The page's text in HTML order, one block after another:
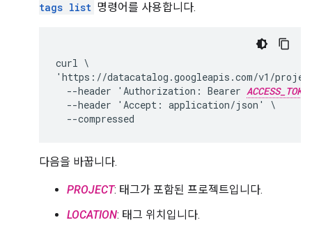
tags list 명령어를 사용합니다.
curl \
'https://datacatalog.googleapis.com/v1/
  --header 'Authorization: Bearer
  --header 'Accept: application/json' \
다음을 바꿉니다.
PROJECT: 태그가 포함된 프로젝트입니다.
LOCATION: 태그 위치입니다.